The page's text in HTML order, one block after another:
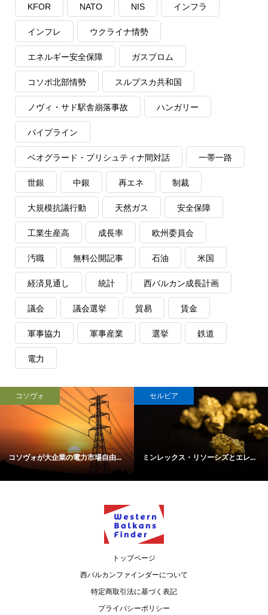
KFOR NATO NIS インフラ
インフレ ウクライナ情勢
エネルギー安全保障 ガスプロム
コソボ北部情勢 スルプスカ共和国
ノヴィ・サド駅舎崩落事故 ハンガリー
パイプライン
ベオグラード・プリシュティナ間対話 一帯一路
世銀 中銀 再エネ 制裁
大規模抗議行動 天然ガス 安全保障
工業生産高 成長率 欧州委員会
汚職 無料公開記事 石油 米国
経済見通し 統計 西バルカン成長計画
議会 議会選挙 貿易 賃金
軍事協力 軍事産業 選挙 鉄道
電力
コソヴォ
コソヴォが大企業の電力市場自由...
セルビア
ミンレックス・リソーシズとエレ...
トップページ
西バルカンファインダーについて
特定商取引法に基づく表記
プライバシーポリシー